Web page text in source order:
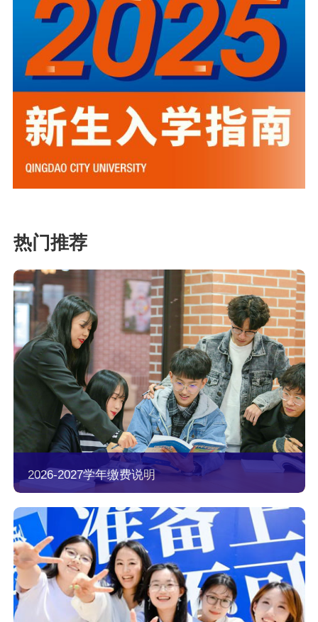
2026-2027学年缴费说明